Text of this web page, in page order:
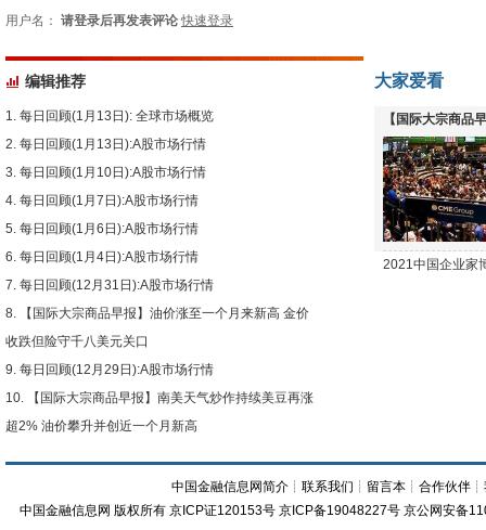
用户名： 请登录后再发表评论 快速登录
编辑推荐
每日回顾(1月13日): 全球市场概览
每日回顾(1月13日):A股市场行情
每日回顾(1月10日):A股市场行情
每日回顾(1月7日):A股市场行情
每日回顾(1月6日):A股市场行情
每日回顾(1月4日):A股市场行情
每日回顾(12月31日):A股市场行情
【国际大宗商品早报】油价涨至一个月来新高 金价
收跌但险守千八美元关口
每日回顾(12月29日):A股市场行情
【国际大宗商品早报】南美天气炒作持续美豆再涨
超2% 油价攀升并创近一个月新高
大家爱看
【国际大宗商品
下跌
2021中国企业家
中国金融信息网简介 ┊联系我们 ┊ 留言本 ┊合作伙伴 ┊
中国金融信息网 版权所有 京ICP证120153号 京ICP备19048227号 京公网安备